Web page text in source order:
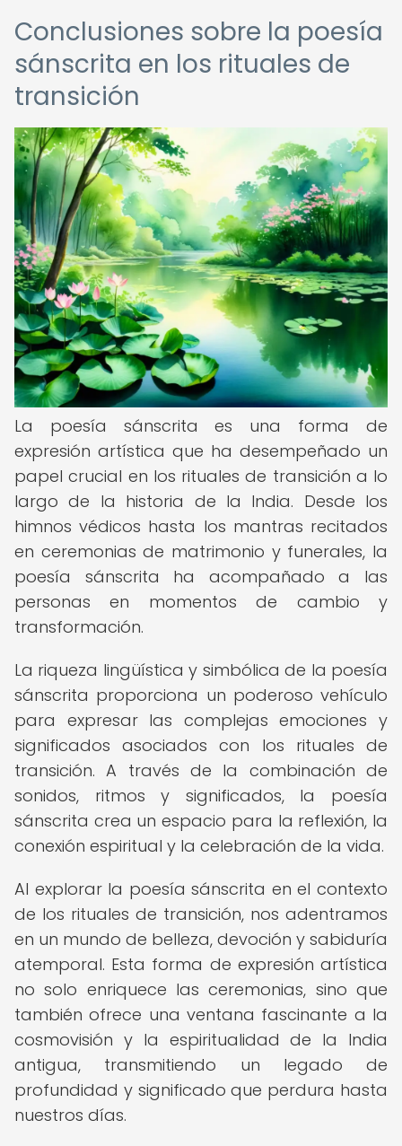
Conclusiones sobre la poesía
sánscrita en los rituales de
transición
La poesía sánscrita es una forma de
expresión artística que ha desempeñado un
papel crucial en los rituales de transición a lo
largo de la historia de la India. Desde los
himnos védicos hasta los mantras recitados
en ceremonias de matrimonio y funerales, la
poesía sánscrita ha acompañado a las
personas en momentos de cambio y
transformación.
La riqueza lingüística y simbólica de la poesía
sánscrita proporciona un poderoso vehículo
para expresar las complejas emociones y
significados asociados con los rituales de
transición. A través de la combinación de
sonidos, ritmos y significados, la poesía
sánscrita crea un espacio para la reflexión, la
conexión espiritual y la celebración de la vida.
Al explorar la poesía sánscrita en el contexto
de los rituales de transición, nos adentramos
en un mundo de belleza, devoción y sabiduría
atemporal. Esta forma de expresión artística
no solo enriquece las ceremonias, sino que
también ofrece una ventana fascinante a la
cosmovisión y la espiritualidad de la India
antigua, transmitiendo un legado de
profundidad y significado que perdura hasta
nuestros días.